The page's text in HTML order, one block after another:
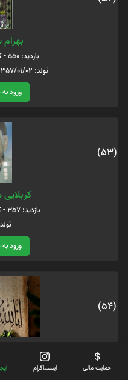
بازدید: 550 - کد متوفی: 6102192
تولد: 1357/01/02 فوت: 1399/06/24
ورود
(53)
بازدید: 357 - کد متوفی: 6111374
ورود
(54)
حاج
بازدید: 317 - کد متوفی: 6118687
حمایت مالی اینستاگرام